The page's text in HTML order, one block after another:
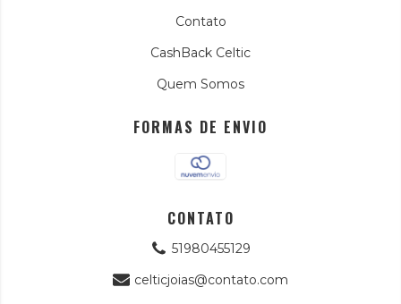
Contato
CashBack Celtic
Quem Somos
FORMAS DE ENVIO
CONTATO
51980455129
celticjoias@contato.com